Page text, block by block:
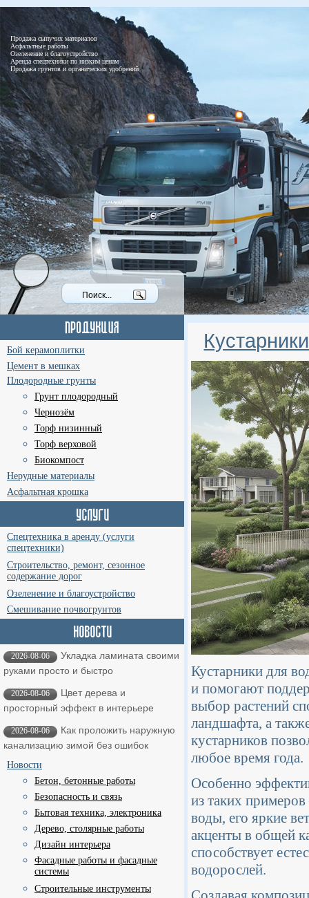
Продажа сыпучих материалов
Асфальтные работы
Озеленение и благоустройство
Аренда спецтехники по низким ценам
Продажа грунтов и органических удобрений
Бой керамоплитки
Цемент в мешках
Плодородные грунты
Грунт плодородный
Чернозём
Торф низинный
Торф верховой
Биокомпост
Нерудные материалы
Асфальтная крошка
Спецтехника в аренду (услуги
спецтехники)
Строительство, ремонт, сезонное
содержание дорог
Озеленение и благоустройство
Смешивание почвогрунтов
2026-08-06
Укладка ламината своими
руками просто и быстро
2026-08-06
Цвет дерева и
просторный эффект в интерьере
2026-08-06
Как проложить наружную
канализацию зимой без ошибок
Новости
Бетон, бетонные работы
Безопасность и связь
Бытовая техника, электроника
Дерево, столярные работы
Дизайн интерьера
Фасадные работы и фасадные
системы
Строительные инструменты
Кустарники для
и помогают
выбор растений
ландшафта, а
кустарников
любое время года.
Особенно
из таких
воды, его яркие
акценты в общей
способствует
водорослей.